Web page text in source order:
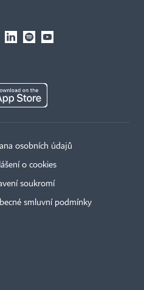
osobních údajů
o cookies
soukromí
smluvní podmínky